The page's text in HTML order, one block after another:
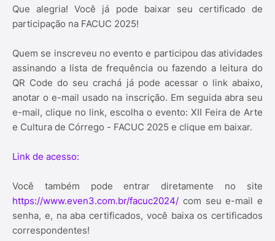
Que alegria! Você já pode baixar seu certificado de
participação na FACUC 2025!
Quem se inscreveu no evento e participou das atividades
assinando a lista de frequência ou fazendo a leitura do
QR Code do seu crachá já pode acessar o link abaixo,
anotar o e-mail usado na inscrição. Em seguida abra seu
e-mail, clique no link, escolha o evento: XII Feira de Arte
e Cultura de Córrego - FACUC 2025 e clique em baixar.
Link de acesso:
Você também pode entrar diretamente no site
https://www.even3.com.br/facuc2024/ com seu e-mail e
senha, e, na aba certificados, você baixa os certificados
correspondentes!